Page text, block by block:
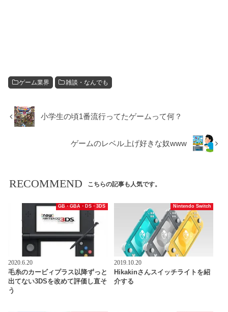
ゲーム業界 雑談・なんでも
小学生の頃1番流行ってたゲームって何？
ゲームのレベル上げ好きな奴www
RECOMMEND こちらの記事も人気です。
GB・GBA・DS・3DS
2020.6.20
毛糸のカービィプラス以降ずっと
出てない3DSを改めて評価し直そ
う
Nintendo Switch
2019.10.20
Hikakinさんスイッチライトを紹
介する